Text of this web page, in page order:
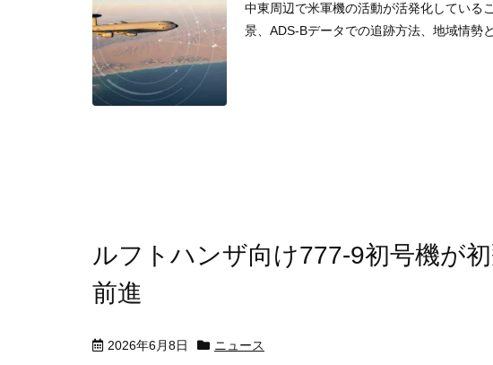
中東周辺で米軍機の活動が活発化している
景、ADS-Bデータでの追跡方法、地域情勢
ルフトハンザ向け777-9初号機が
前進
2026年6月8日 ニュース